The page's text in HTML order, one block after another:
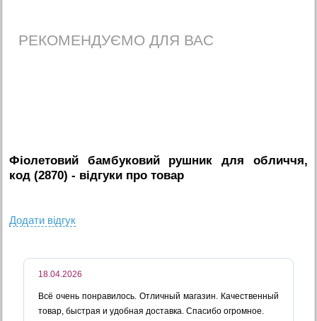
РЕКОМЕНДУЄМО ДЛЯ ВАС
Фіолетовий бамбуковий рушник для обличчя,
код (2870) - вiдгуки про товар
Додати вiдгук
18.04.2026
Всё очень понравилось. Отличный магазин. Качественный
товар, быстрая и удобная доставка. Спасибо огромное.